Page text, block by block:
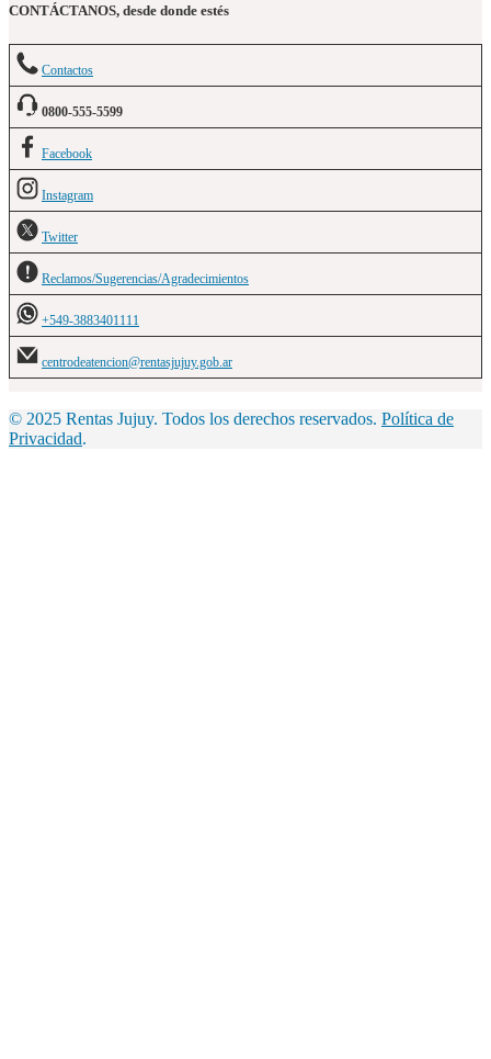
CONTÁCTANOS, desde donde estés
Contactos
0800-555-5599
Facebook
Instagram
Twitter
Reclamos/Sugerencias/Agradecimientos
+549-3883401111
centrodeatencion@rentasjujuy.gob.ar
© 2025 Rentas Jujuy. Todos los derechos reservados. Política de
Privacidad.